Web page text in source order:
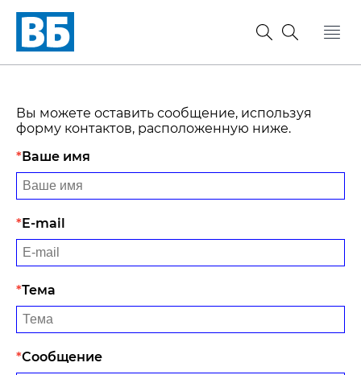
Вы можете оставить сообщение, используя
форму контактов, расположенную ниже.
Ваше имя
E-mail
Тема
Сообщение